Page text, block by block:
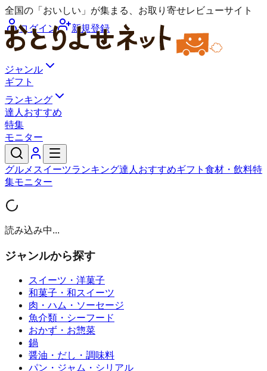
全国の「おいしい」が集まる、お取り寄せレビューサイト
ログイン
新規登録
ジャンル
ギフト
ランキング
達人おすすめ
特集
モニター
グルメ スイーツランキング達人おすすめギフト 食材・飲料特
集モニター
読み込み中...
ジャンルから探す
スイーツ・洋菓子
和菓子・和スイーツ
肉・ハム・ソーセージ
魚介類・シーフード
おかず・お惣菜
鍋
醤油・だし・調味料
パン・ジャム・シリアル